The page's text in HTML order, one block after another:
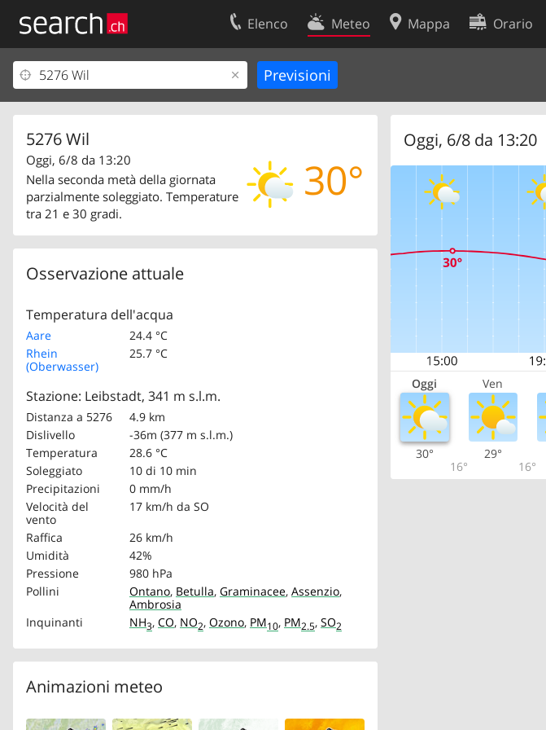
Elenco Meteo Mappa Orario
5276 Wil
30°
Oggi, 6/8 da 13:20
Nella seconda metà della giornata
parzialmente soleggiato. Temperature
tra 21 e 30 gradi.
Osservazione attuale
Temperatura dell'acqua
Aare
24.4 °C
Rhein
(Oberwasser)
25.7 °C
Stazione: Leibstadt, 341 m s.l.m.
Distanza a 5276
4.9 km
Dislivello
-36m (377 m s.l.m.)
Temperatura
28.6 °C
Soleggiato
10 di 10 min
Precipitazioni
0 mm/h
Velocità del
vento
17 km/h da SO
Raffica
26 km/h
Umidità
42%
Pressione
980 hPa
Pollini
Ontano, Betulla, Graminacee, Assenzio,
Ambrosia
Inquinanti
NH3, CO, NO2, Ozono, PM10, PM2.5, SO2
Animazioni meteo
Oggi, 6/8 da 13:20
Oggi Ven
30°
16°
29°
16°
Il vostro profolio
Area clienti
Informazioni Legali
Contatti
Condizioni d’uso